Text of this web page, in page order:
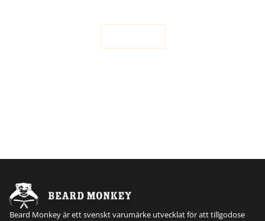
Beard Monkey är ett svenskt varumärke utvecklat för att tillgodose